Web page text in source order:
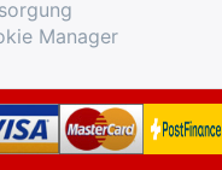
Manager